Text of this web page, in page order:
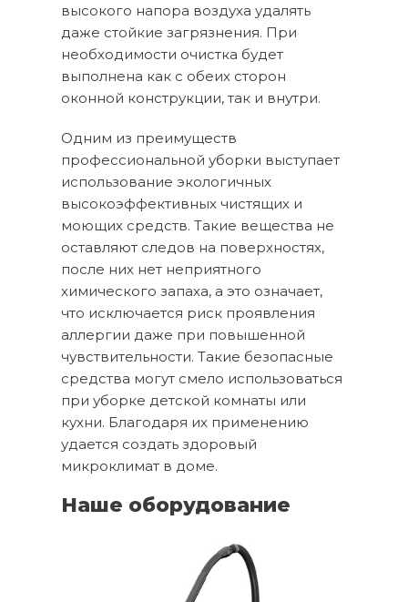
высокого напора воздуха удалять
даже стойкие загрязнения. При
необходимости очистка будет
выполнена как с обеих сторон
оконной конструкции, так и внутри.
Одним из преимуществ
профессиональной уборки выступает
использование экологичных
высокоэффективных чистящих и
моющих средств. Такие вещества не
оставляют следов на поверхностях,
после них нет неприятного
химического запаха, а это означает,
что исключается риск проявления
аллергии даже при повышенной
чувствительности. Такие безопасные
средства могут смело использоваться
при уборке детской комнаты или
кухни. Благодаря их применению
удается создать здоровый
микроклимат в доме.
Наше оборудование